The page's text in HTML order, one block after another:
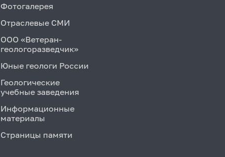
Фотогалерея
Отраслевые СМИ
ООО «Ветеран-
геологоразведчик»
Юные геологи России
Геологические
учебные заведения
Информационные
материалы
Страницы памяти